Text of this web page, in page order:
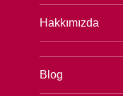
Hakkımızda
Blog